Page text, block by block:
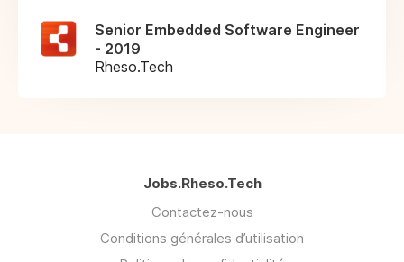
Senior Embedded Software Engineer
- 2019
Rheso.Tech
Jobs.Rheso.Tech
Contactez-nous
Conditions générales d’utilisation